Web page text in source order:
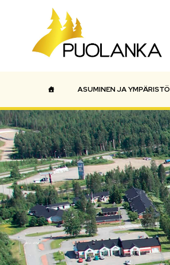
Päävalikko
ETUSIVU
ASUMINEN JA YMPÄRISTÖ